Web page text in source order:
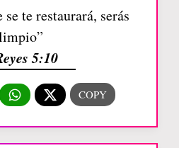
te restaurará, serás
5:10